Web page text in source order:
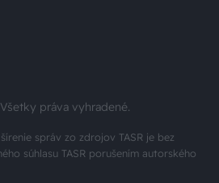
práva vyhradené.
správ zo zdrojov TASR je bez
súhlasu TASR porušením autorského